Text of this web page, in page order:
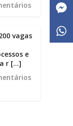
vagas
e
r [...]